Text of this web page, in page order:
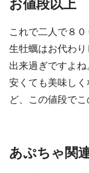
お値段以上
これで二人で８０
生牡蠣はお代わ
出来過ぎですよね
安くても美味し
ど、この値段でこ
あぷちゃ関